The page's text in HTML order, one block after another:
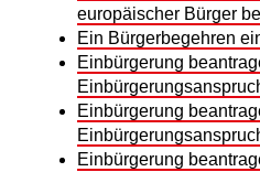
europäischer Bürger
Ein Bürgerbegehren
Einbürgerung
Einbürgerung
Einbürgerung